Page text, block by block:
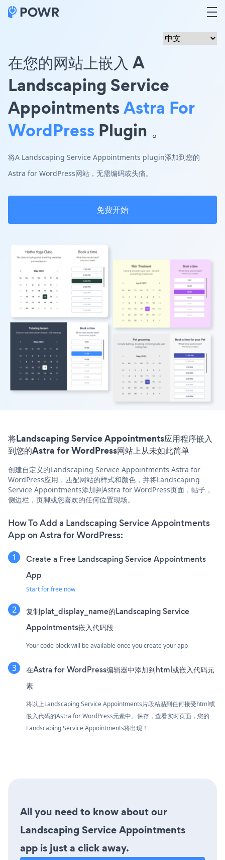
在您的网站上嵌入 A
Landscaping Service
AppointmentsAstra For
WordPress Plugin 。
将A Landscaping Service Appointments plugin添加到您的
Astra for WordPress网站，无需编码或头痛。
免费开始
将Landscaping Service Appointments应用程序嵌入
到您的Astra for WordPress网站上从未如此简单
创建自定义的Landscaping Service Appointments Astra for
WordPress应用，匹配网站的样式和颜色，并将Landscaping
Service Appointments添加到Astra for WordPress页面，帖子，
侧边栏，页脚或您喜欢的任何位置现场。
How To Add a Landscaping Service Appointments
App on Astra for WordPress:
Create a Free Landscaping Service Appointments
App
Start for free now
复制plat_display_name的Landscaping Service
Appointments嵌入代码段
Your code block will be available once you create your app
在Astra for WordPress编辑器中添加到html或嵌入代码元
素
将以上Landscaping Service Appointments片段粘贴到任何接受html或
嵌入代码的Astra for WordPress元素中。保存，查看实时页面，您的
Landscaping Service Appointments将出现！
All you need to know about our
Landscaping Service Appointments
app is just a click away.